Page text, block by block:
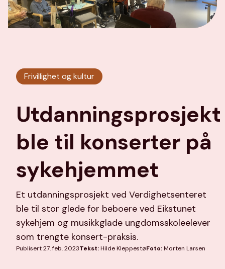
Frivillighet og kultur
Utdanningsprosjekt
ble til konserter på
sykehjemmet
Et utdanningsprosjekt ved Verdighetsenteret
ble til stor glede for beboere ved Eikstunet
sykehjem og musikkglade ungdomsskoleelever
som trengte konsert-praksis.
Publisert 27. feb. 2023Tekst:Hilde KleppestøFoto:Morten Larsen